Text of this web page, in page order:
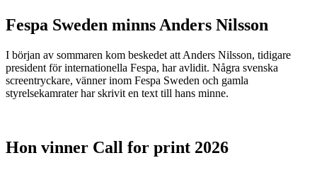
Fespa Sweden minns Anders Nilsson
I början av sommaren kom beskedet att Anders Nilsson, tidigare
president för internationella Fespa, har avlidit. Några svenska
screentryckare, vänner inom Fespa Sweden och gamla
styrelsekamrater har skrivit en text till hans minne.
Hon vinner Call for print 2026